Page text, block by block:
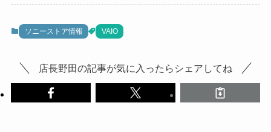
ソニーストア情報 VAIO
店長野田の記事が気に入ったらシェアしてね